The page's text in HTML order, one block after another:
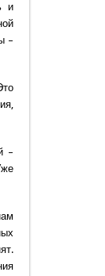
и
–
–